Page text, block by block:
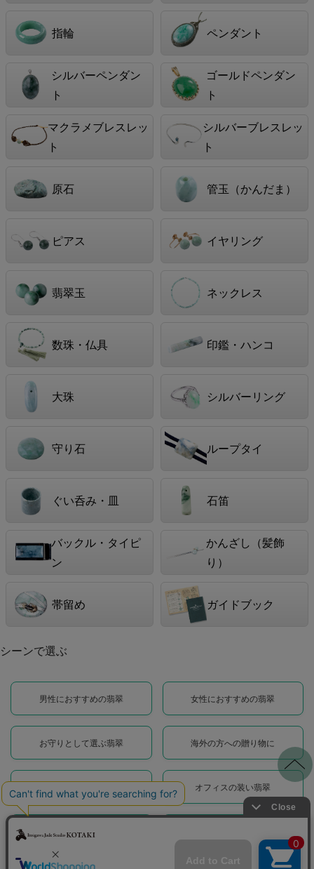
指輪 ペンダント
シルバーペンダン
ト
ゴールドペンダン
ト
マクラメブレスレッ
ト
シルバーブレスレッ
ト
原石 管玉（かんだま）
ピアス イヤリング
翡翠玉 ネックレス
数珠・仏具 印鑑・ハンコ
大珠 シルバーリング
守り石 ループタイ
ぐい呑み・皿 石笛
バックル・タイピ
ン
かんざし（髪飾
り）
帯留め ガイドブック
シーンで選ぶ
男性におすすめの翡翠 女性におすすめの翡翠
お守りとして選ぶ翡翠 海外の方への贈り物に
オフィスの装い翡翠
日常に馴染む翡翠